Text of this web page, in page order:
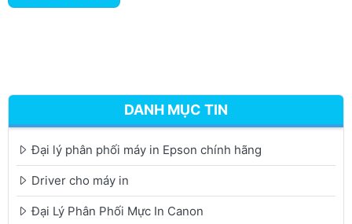
DANH MỤC TIN
Đại lý phân phối máy in Epson chính hãng
Driver cho máy in
Đại Lý Phân Phối Mực In Canon